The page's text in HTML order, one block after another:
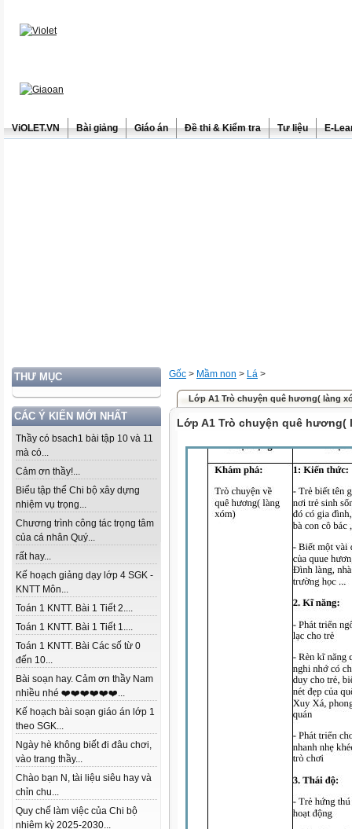
ViOLET.VN Bài giảng Giáo án Đề thi & Kiểm tra Tư liệu E-
THƯ MỤC
CÁC Ý KIẾN MỚI NHẤT
Thầy có bsach1 bài tập 10 và 11
mà có...
Cảm ơn thầy!...
Biểu tập thể Chi bộ xây dựng
nhiệm vụ trọng...
Chương trình công tác trọng tâm
của cá nhân Quý...
rất hay...
Kế hoạch giảng dạy lớp 4 SGK -
KNTT Môn...
Toán 1 KNTT. Bài 1 Tiết 2....
Toán 1 KNTT. Bài 1 Tiết 1....
Toán 1 KNTT. Bài Các số từ 0
đến 10...
Bài soạn hay. Cảm ơn thầy Nam
nhiều nhé ❤️❤️❤️❤️❤️❤️...
Kế hoạch bài soạn giáo án lớp 1
theo SGK...
Ngày hè không biết đi đâu chơi,
vào trang thầy...
Chào bạn N, tài liệu siêu hay và
chỉn chu...
Quy chế làm việc của Chi bộ
nhiệm kỳ 2025-2030...
Gốc > Mầm non > Lá >
Lớp A1 Trò chuyện quê hương( làng
Lớp A1 Trò chuyện quê hương(